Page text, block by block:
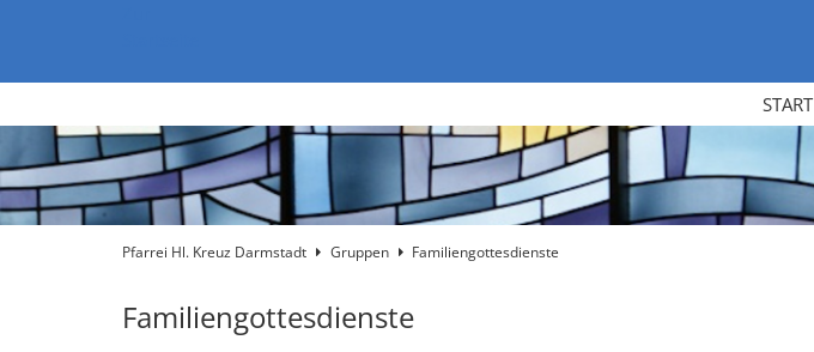
START
Pfarrei Hl. Kreuz Darmstadt Gruppen Familiengottesdienste
Familiengottesdienste